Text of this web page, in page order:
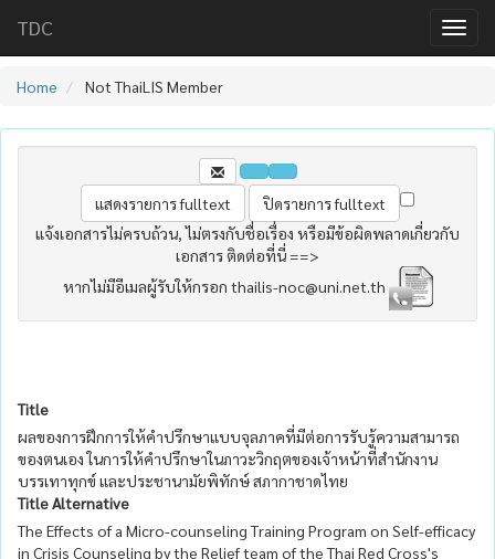
TDC
Home Not ThaiLIS Member
แจ้งเอกสารไม่ครบถ้วน, ไม่ตรงกับชื่อเรื่อง หรือมีข้อผิดพลาดเกี่ยวกับ
เอกสาร ติดต่อที่นี่ ==>
หากไม่มีอีเมลผู้รับให้กรอก thailis-noc@uni.net.th
Title
ผลของการฝึกการให้คำปรึกษาแบบจุลภาคที่มีต่อการรับรู้ความสามารถ
ของตนเอง ในการให้คำปรึกษาในภาวะวิกฤตของเจ้าหน้าที่สำนักงาน
บรรเทาทุกข์ และประชานามัยพิทักษ์ สภากาชาดไทย
Title Alternative
The Effects of a Micro-counseling Training Program on Self-efficacy
in Crisis Counseling by the Relief team of the Thai Red Cross's